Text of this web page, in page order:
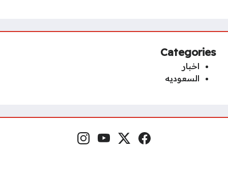
Categories
اخبار
السعوديه
Social Links Facebook
x.com
YouTube
Instagram